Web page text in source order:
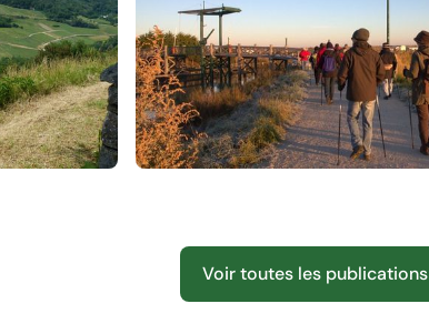
Voir toutes les publications